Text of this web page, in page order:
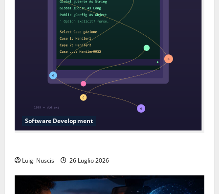
Software Development
Luigi Nuscis 26 Luglio 2026